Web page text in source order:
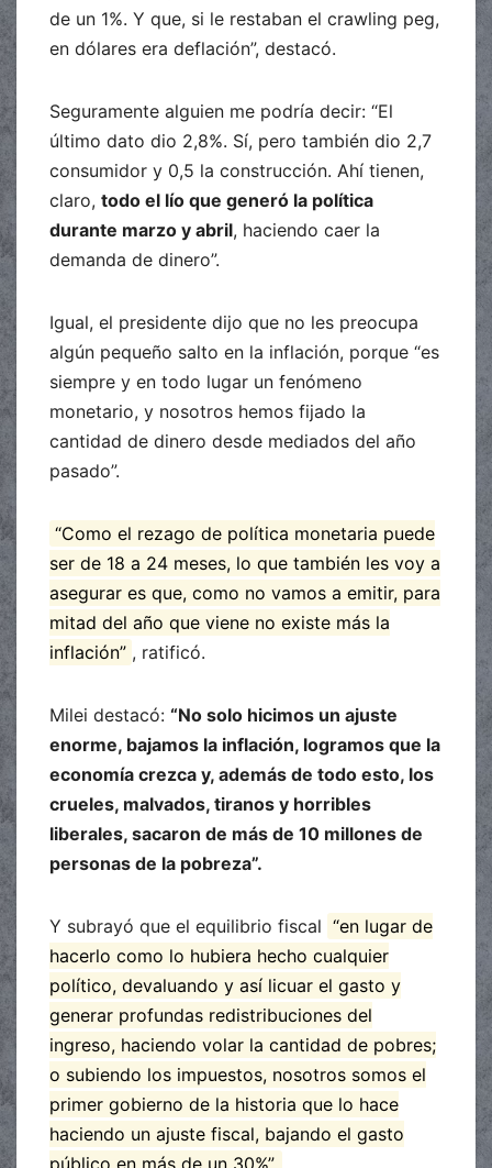
de un 1%. Y que, si le restaban el crawling peg,
en dólares era deflación”, destacó.
Seguramente alguien me podría decir: “El
último dato dio 2,8%. Sí, pero también dio 2,7
consumidor y 0,5 la construcción. Ahí tienen,
claro, todo el lío que generó la política
durante marzo y abril, haciendo caer la
demanda de dinero”.
Igual, el presidente dijo que no les preocupa
algún pequeño salto en la inflación, porque “es
siempre y en todo lugar un fenómeno
monetario, y nosotros hemos fijado la
cantidad de dinero desde mediados del año
pasado”.
“Como el rezago de política monetaria puede
ser de 18 a 24 meses, lo que también les voy a
asegurar es que, como no vamos a emitir, para
mitad del año que viene no existe más la
inflación” , ratificó.
Milei destacó: “No solo hicimos un ajuste
enorme, bajamos la inflación, logramos que la
economía crezca y, además de todo esto, los
crueles, malvados, tiranos y horribles
liberales, sacaron de más de 10 millones de
personas de la pobreza”.
Y subrayó que el equilibrio fiscal “en lugar de
hacerlo como lo hubiera hecho cualquier
político, devaluando y así licuar el gasto y
generar profundas redistribuciones del
ingreso, haciendo volar la cantidad de pobres;
o subiendo los impuestos, nosotros somos el
primer gobierno de la historia que lo hace
haciendo un ajuste fiscal, bajando el gasto